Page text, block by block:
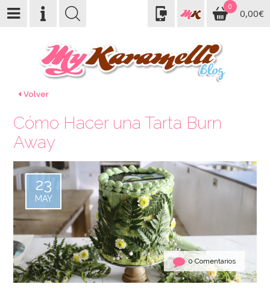
0
0,00€
Volver
Cómo Hacer una Tarta Burn
Away
23
MAY
0 Comentarios